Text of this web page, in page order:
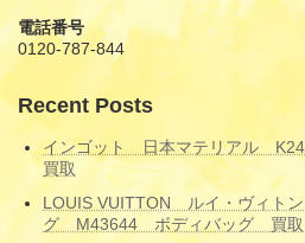
電話番号
0120-787-844
Recent Posts
インゴット 日本マテリアル
買取
LOUIS VUITTON ルイ・ヴィト
グ M43644 ボディバッグ 買取